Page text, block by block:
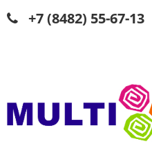
+7 (8482) 55-67-13